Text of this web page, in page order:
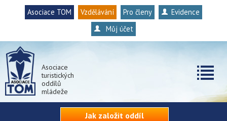
Asociace TOM Vzdělávání Pro členy
Evidence
Můj účet
Asociace
turistických
oddílů
mládeže
Jak založit oddíl